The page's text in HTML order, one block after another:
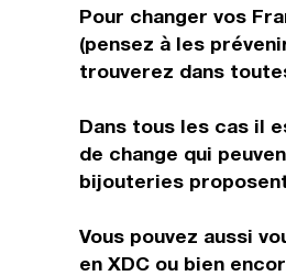
Pour changer vos
(pensez à les
trouverez dans
Dans tous les cas il
de change qui
bijouteries
Vous pouvez aussi
en XDC ou bien